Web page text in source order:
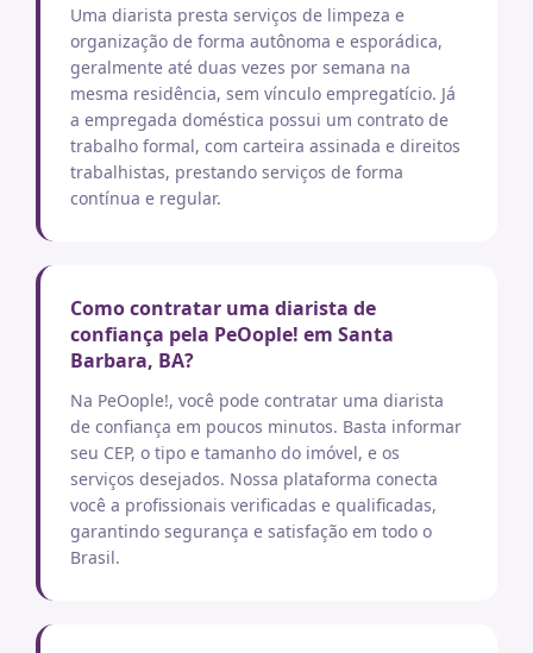
Uma diarista presta serviços de limpeza e
organização de forma autônoma e esporádica,
geralmente até duas vezes por semana na
mesma residência, sem vínculo empregatício. Já
a empregada doméstica possui um contrato de
trabalho formal, com carteira assinada e direitos
trabalhistas, prestando serviços de forma
contínua e regular.
Como contratar uma diarista de
confiança pela PeOople! em Santa
Barbara, BA?
Na PeOople!, você pode contratar uma diarista
de confiança em poucos minutos. Basta informar
seu CEP, o tipo e tamanho do imóvel, e os
serviços desejados. Nossa plataforma conecta
você a profissionais verificadas e qualificadas,
garantindo segurança e satisfação em todo o
Brasil.